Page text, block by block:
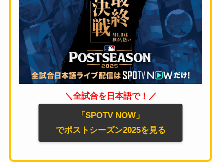
＼全試合を日本語で！／
「SPOTV NOW」
でポストシーズン2025を見る